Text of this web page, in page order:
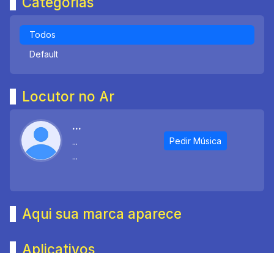
Todos
Default
Locutor no Ar
...
...
...
Pedir Música
Aqui sua marca aparece
Aplicativos